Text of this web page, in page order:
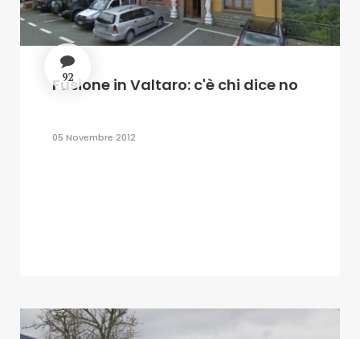
92
Fusione in Valtaro: c'è chi dice no
05 Novembre 2012